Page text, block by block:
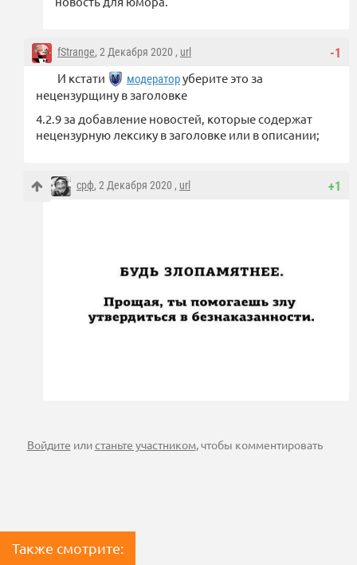
-1
fStrange, 2 Декабря 2020 , url
И кстати модераторуберите это за
нецензурщину в заголовке
4.2.9 за добавление новостей, которые содержат
нецензурную лексику в заголовке или в описании;
+1
срф, 2 Декабря 2020 , url
Войдите илистаньте участником, чтобы комментировать
Также смотрите: